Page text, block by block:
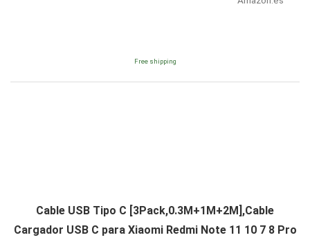
Free shipping
Cable USB Tipo C [3Pack,0.3M+1M+2M],Cable
Cargador USB C para Xiaomi Redmi Note 11 10 7 8 Pro